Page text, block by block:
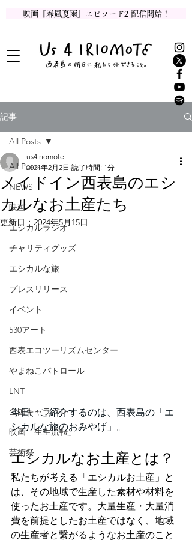
映画『春風夏雨』エピソード2 配信開始！
記事
All Posts
NEWS
映画
エシカルラジオ
チャリティグッズ
エシカルな旅
プレスリリース
イベント
530アート
西表エコツーリズムセンター
やまねこパトロール
LNT
全国キャラバン
映画「生生流転」
芸術祭
All Posts
メイドイン西表島のエシ
カルなお土産たち
us4iriomote
2021年2月2日 読了時間: 1分
更新日： 2024年5月15日
今日、ご紹介するのは、西表島の「エ
シカルな旅のおみやげ」。
エシカルなお土産とは？
私たちが考える「エシカルお土産」と
は、その地域で生産した素材や材料を
使ったお土産です。大量生産・大量消
費を前提としたお土産ではなく、地域
の生産者と繋がるようなお土産のこと